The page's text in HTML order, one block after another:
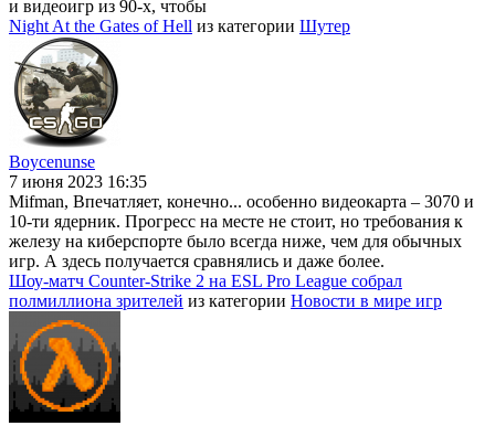
и видеоигр из 90-х, чтобы
Night At the Gates of Hell из категории Шутер
Boycenunse
7 июня 2023 16:35
Mifman, Впечатляет, конечно... особенно видеокарта – 3070 и
10-ти ядерник. Прогресс на месте не стоит, но требования к
железу на киберспорте было всегда ниже, чем для обычных
игр. А здесь получается сравнялись и даже более.
Шоу-матч Counter-Strike 2 на ESL Pro League собрал
полмиллиона зрителей из категории Новости в мире игр